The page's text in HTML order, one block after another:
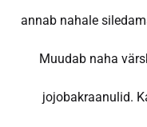
annab nahale
Muudab naha
jojobakraanulid.